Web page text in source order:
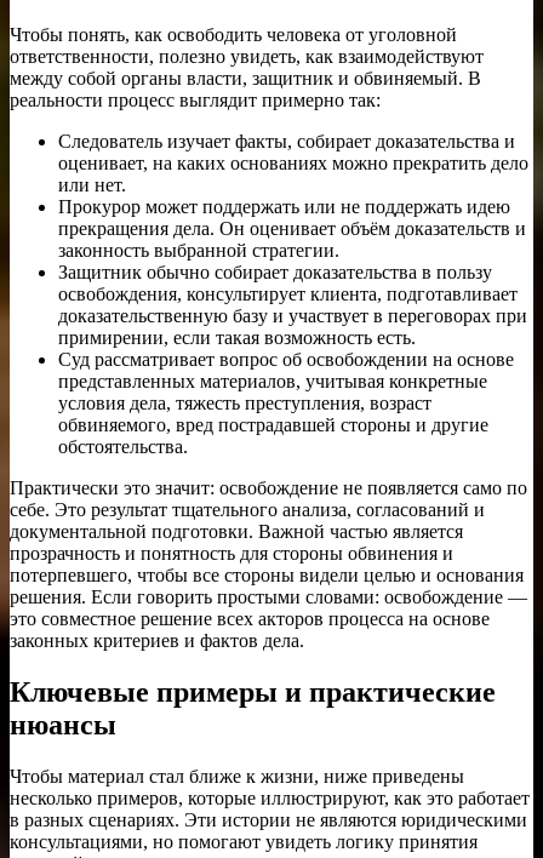
Чтобы понять, как освободить человека от уголовной
ответственности, полезно увидеть, как взаимодействуют
между собой органы власти, защитник и обвиняемый. В
реальности процесс выглядит примерно так:
Следователь изучает факты, собирает доказательства и
оценивает, на каких основаниях можно прекратить дело
или нет.
Прокурор может поддержать или не поддержать идею
прекращения дела. Он оценивает объём доказательств и
законность выбранной стратегии.
Защитник обычно собирает доказательства в пользу
освобождения, консультирует клиента, подготавливает
доказательственную базу и участвует в переговорах при
примирении, если такая возможность есть.
Суд рассматривает вопрос об освобождении на основе
представленных материалов, учитывая конкретные
условия дела, тяжесть преступления, возраст
обвиняемого, вред пострадавшей стороны и другие
обстоятельства.
Практически это значит: освобождение не появляется само по
себе. Это результат тщательного анализа, согласований и
документальной подготовки. Важной частью является
прозрачность и понятность для стороны обвинения и
потерпевшего, чтобы все стороны видели целью и основания
решения. Если говорить простыми словами: освобождение —
это совместное решение всех акторов процесса на основе
законных критериев и фактов дела.
Ключевые примеры и практические
нюансы
Чтобы материал стал ближе к жизни, ниже приведены
несколько примеров, которые иллюстрируют, как это работает
в разных сценариях. Эти истории не являются юридическими
консультациями, но помогают увидеть логику принятия